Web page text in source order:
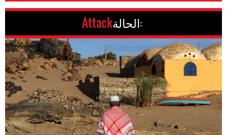
الحالة: Attack